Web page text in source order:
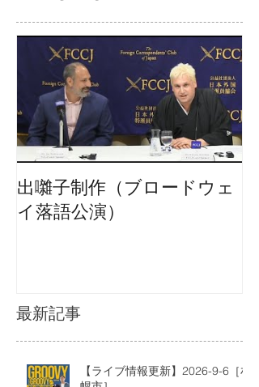
出囃子制作（ブロードウェ
イ落語公演）
最新記事
【ライブ情報更新】2026-9-6［札